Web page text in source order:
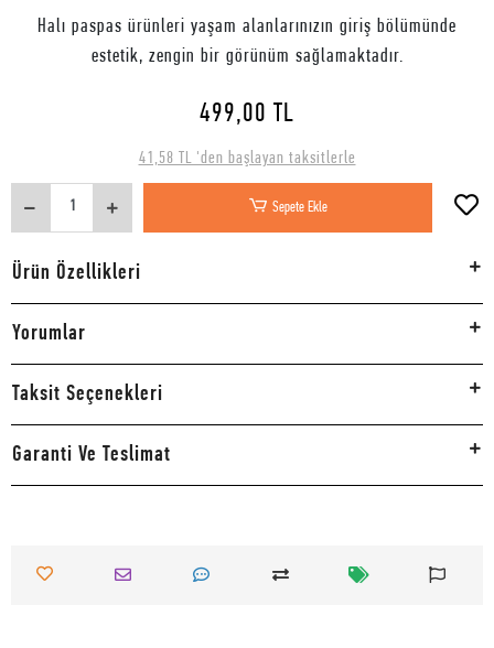
Halı paspas ürünleri yaşam alanlarınızın giriş bölümünde
estetik, zengin bir görünüm sağlamaktadır.
499,00 TL
41,58 TL 'den başlayan taksitlerle
Sepete Ekle
Ürün Özellikleri
Yorumlar
Taksit Seçenekleri
Garanti Ve Teslimat